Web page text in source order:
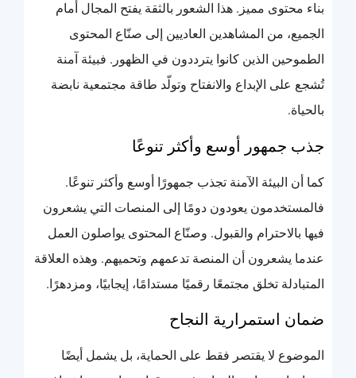
بناء محتوى مميز. هذا الشعور بالثقة يفتح المجال أمام
الجميع، من المشاهدين العاديين إلى صنّاع المحتوى
الطموحين الذين كانوا يترددون في الظهور. فبيئة آمنة
تُشجع على الإبداع والانفتاح وتولّد طاقة مجتمعية نابضة
بالحياة.
جذب جمهور أوسع وأكثر تنوعًا
كما أن البيئة الآمنة تجذب جمهورًا أوسع وأكثر تنوعًا.
فالمستخدمون يعودون دومًا إلى المنصات التي يشعرون
فيها بالاحترام والقبول. وصنّاع المحتوى يواصلون العمل
عندما يشعرون أن المنصة تدعمهم وتحميهم. وهذه العلاقة
المتبادلة تخلق مجتمعًا رقميًا مستدامًا، إيجابيًا، ومزدهرًا.
ضمان استمرارية النجاح
الموضوع لا يقتصر فقط على الحماية، بل يشمل أيضًا